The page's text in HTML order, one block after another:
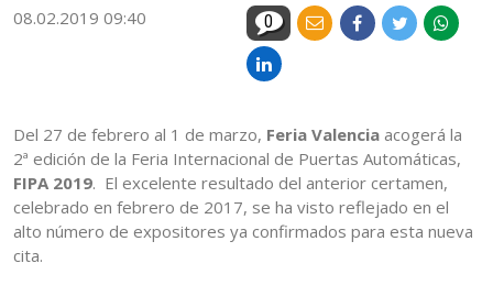
08.02.2019 09:40 0
Del 27 de febrero al 1 de marzo, Feria Valencia acogerá la
2ª edición de la Feria Internacional de Puertas Automáticas,
FIPA 2019. El excelente resultado del anterior certamen,
celebrado en febrero de 2017, se ha visto reflejado en el
alto número de expositores ya confirmados para esta nueva
cita.